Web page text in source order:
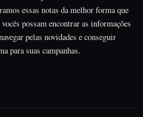
essas notas da melhor forma que
possam encontrar as informações
pelas novidades e conseguir
para suas campanhas.